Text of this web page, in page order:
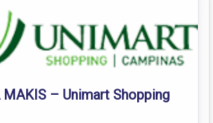
– Unimart Shopping